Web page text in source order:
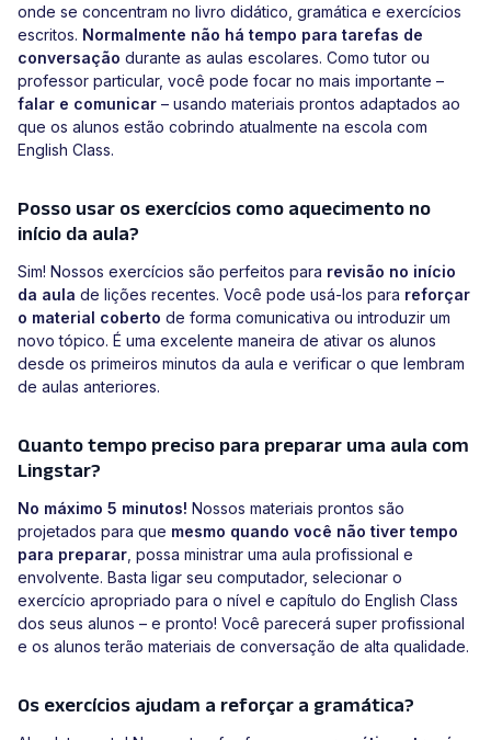
onde se concentram no livro didático, gramática e exercícios
escritos. Normalmente não há tempo para tarefas de
conversação durante as aulas escolares. Como tutor ou
professor particular, você pode focar no mais importante –
falar e comunicar – usando materiais prontos adaptados ao
que os alunos estão cobrindo atualmente na escola com
English Class.
Posso usar os exercícios como aquecimento no
início da aula?
Sim! Nossos exercícios são perfeitos para revisão no início
da aula de lições recentes. Você pode usá-los para reforçar
o material coberto de forma comunicativa ou introduzir um
novo tópico. É uma excelente maneira de ativar os alunos
desde os primeiros minutos da aula e verificar o que lembram
de aulas anteriores.
Quanto tempo preciso para preparar uma aula com
Lingstar?
No máximo 5 minutos! Nossos materiais prontos são
projetados para que mesmo quando você não tiver tempo
para preparar, possa ministrar uma aula profissional e
envolvente. Basta ligar seu computador, selecionar o
exercício apropriado para o nível e capítulo do English Class
dos seus alunos – e pronto! Você parecerá super profissional
e os alunos terão materiais de conversação de alta qualidade.
Os exercícios ajudam a reforçar a gramática?